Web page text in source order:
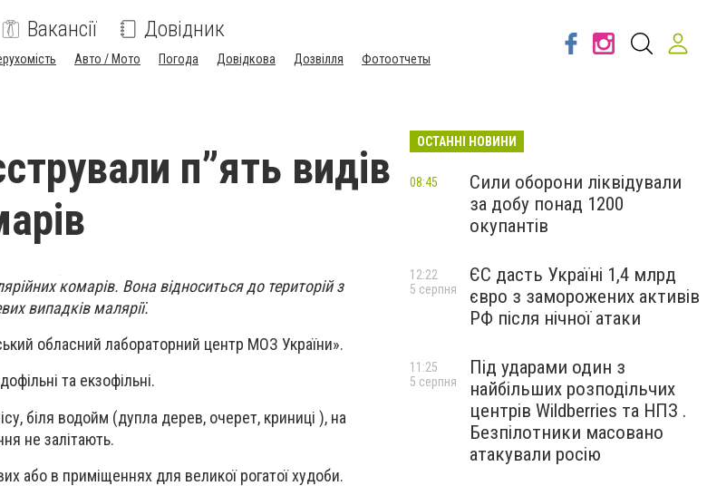
Вакансії Довідник
Авто / Мото Погода Довідкова Дозвілля Фотоотчеты
п”ять видів
комарів. Вона відноситься до територій з
випадків малярії.
обласний лабораторний центр МОЗ України».
та екзофільні.
біля водойм (дупла дерев, очерет, криниці ), на
не залітають.
або в приміщеннях для великої рогатої худоби.
ОСТАННІ НОВИНИ
Сили оборони ліквідували
за добу понад 1200
окупантів
08:45
ЄС дасть Україні 1,4 млрд
євро з заморожених активів
РФ після нічної атаки
12:22
5 серпня
Під ударами один з
найбільших розподільчих
центрів Wildberries та НПЗ .
Безпілотники масовано
атакували росію
11:25
5 серпня